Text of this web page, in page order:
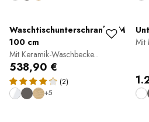
Waschtischunterschrank TIM
100 cm
Mit Keramik-Waschbecke...
538,90 €
(2)
+5
Mit